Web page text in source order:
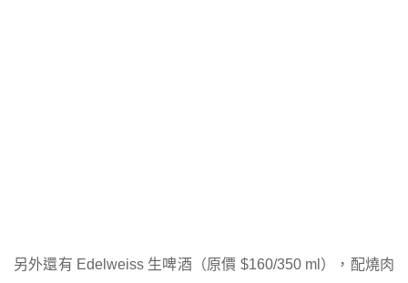
另外還有 Edelweiss 生啤酒（原價 $160/350 ml），配燒肉